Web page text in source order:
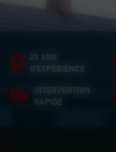
22 ANS
D'EXPÉRIENCE
INTERVENTION
RAPIDE